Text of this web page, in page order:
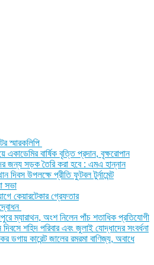
স্মারকলিপি
বার্ষিক বৃত্তি প্রদান, বৃক্ষরোপান
জন্য সড়ক তৈরি করা হবে : এমএ হান্নান
উপলক্ষে প্রীতি ফুটবল টুর্নামেন্ট
সভা
কেয়ারটেকার গ্রেফতার
ম্যারাথন, অংশ নিলেন পাঁচ শতাধিক প্রতিযোগী
শহিদ পরিবার এবং জুলাই যোদ্ধাদের সংবর্ধনা
ডগায় কারেন্ট জালের রমরমা বাণিজ্য, অবাধে